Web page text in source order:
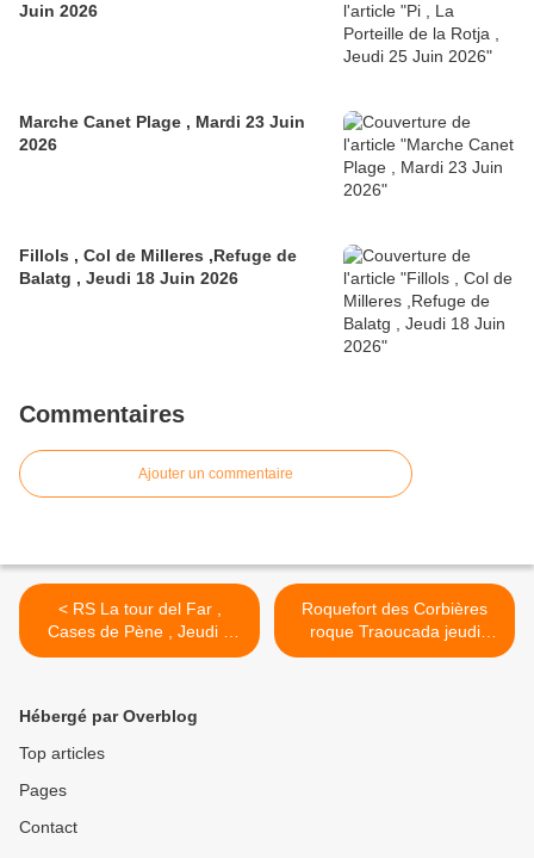
Juin 2026
Marche Canet Plage , Mardi 23 Juin
2026
Fillols , Col de Milleres ,Refuge de
Balatg , Jeudi 18 Juin 2026
Commentaires
Ajouter un commentaire
< RS La tour del Far ,
Cases de Pène , Jeudi 9
Avril 2026
Roquefort des Corbières
roque Traoucada jeudi
16/04/2026 >
Hébergé par Overblog
Top articles
Pages
Contact